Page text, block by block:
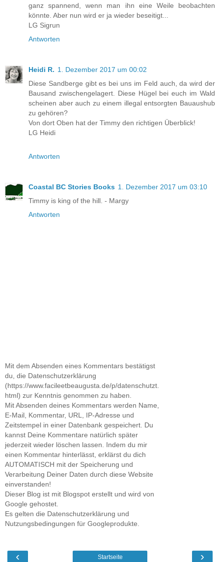
ganz spannend, wenn man ihn eine Weile beobachten
könnte. Aber nun wird er ja wieder beseitigt...
LG Sigrun
Antworten
Heidi R. 1. Dezember 2017 um 00:02
Diese Sandberge gibt es bei uns im Feld auch, da wird der
Bausand zwischengelagert. Diese Hügel bei euch im Wald
scheinen aber auch zu einem illegal entsorgten Bauaushub
zu gehören?
Von dort Oben hat der Timmy den richtigen Überblick!
LG Heidi
Antworten
Coastal BC Stories Books 1. Dezember 2017 um 03:10
Timmy is king of the hill. - Margy
Antworten
Mit dem Absenden eines Kommentars bestätigst
du, die Datenschutzerklärung
(https://www.facileetbeaugusta.de/p/datenschutzt.
html) zur Kenntnis genommen zu haben.
Mit Absenden deines Kommentars werden Name,
E-Mail, Kommentar, URL, IP-Adresse und
Zeitstempel in einer Datenbank gespeichert. Du
kannst Deine Kommentare natürlich später
jederzeit wieder löschen lassen. Indem du mir
einen Kommentar hinterlässt, erklärst du dich
AUTOMATISCH mit der Speicherung und
Verarbeitung Deiner Daten durch diese Website
einverstanden!
Dieser Blog ist mit Blogspot erstellt und wird von
Google gehostet.
Es gelten die Datenschutzerklärung und
Nutzungsbedingungen für Googleprodukte.
‹ ›
Startseite